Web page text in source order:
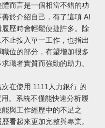
而言是一個相當不錯的功
於介紹自己，有了這項 AI
歷時會輕鬆便捷許多。除
止投入單一工作，也指出
位的部分，有望增加很多
職者實質而強勁的助力。
在使用 1111人力銀行 的
。系統不僅能快速分析履
與工作經歷中的不足之
看起來更加完整與專業。